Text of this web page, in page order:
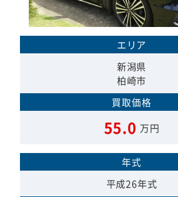
エリア
新潟県
柏崎市
買取価格
55.0 万円
年式
平成26年式